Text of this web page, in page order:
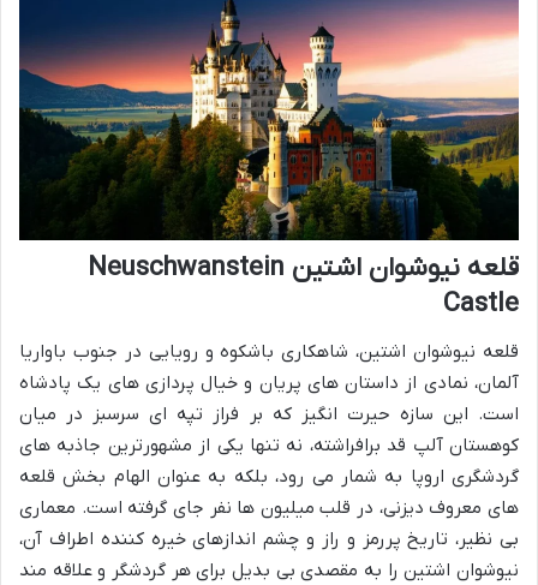
قلعه نیوشوان اشتین Neuschwanstein
Castle
قلعه نیوشوان اشتین، شاهکاری باشکوه و رویایی در جنوب باواریا
آلمان، نمادی از داستان های پریان و خیال پردازی های یک پادشاه
است. این سازه حیرت انگیز که بر فراز تپه ای سرسبز در میان
کوهستان آلپ قد برافراشته، نه تنها یکی از مشهورترین جاذبه های
گردشگری اروپا به شمار می رود، بلکه به عنوان الهام بخش قلعه
های معروف دیزنی، در قلب میلیون ها نفر جای گرفته است. معماری
بی نظیر، تاریخ پررمز و راز و چشم اندازهای خیره کننده اطراف آن،
نیوشوان اشتین را به مقصدی بی بدیل برای هر گردشگر و علاقه مند